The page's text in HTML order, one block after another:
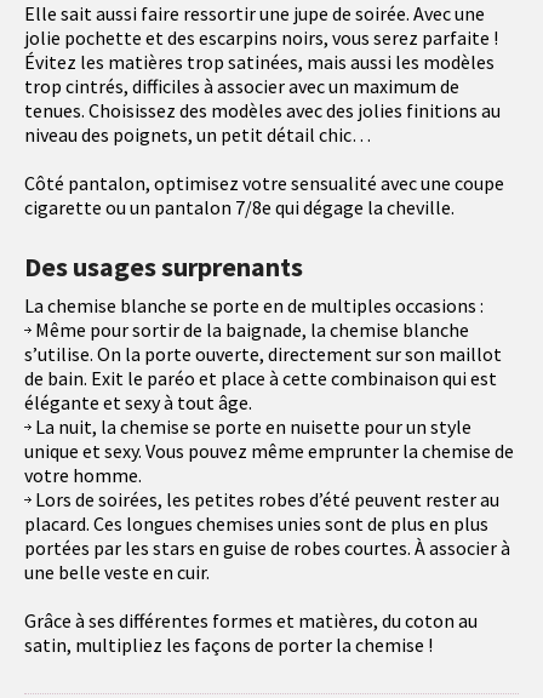
Elle sait aussi faire ressortir une jupe de soirée. Avec une
jolie pochette et des escarpins noirs, vous serez parfaite !
Évitez les matières trop satinées, mais aussi les modèles
trop cintrés, difficiles à associer avec un maximum de
tenues. Choisissez des modèles avec des jolies finitions au
niveau des poignets, un petit détail chic…
Côté pantalon, optimisez votre sensualité avec une coupe
cigarette ou un pantalon 7/8e qui dégage la cheville.
Des usages surprenants
La chemise blanche se porte en de multiples occasions :
Même pour sortir de la baignade, la chemise blanche
s’utilise. On la porte ouverte, directement sur son maillot
de bain. Exit le paréo et place à cette combinaison qui est
élégante et sexy à tout âge.
La nuit, la chemise se porte en nuisette pour un style
unique et sexy. Vous pouvez même emprunter la chemise de
votre homme.
Lors de soirées, les petites robes d’été peuvent rester au
placard. Ces longues chemises unies sont de plus en plus
portées par les stars en guise de robes courtes. À associer à
une belle veste en cuir.
Grâce à ses différentes formes et matières, du coton au
satin, multipliez les façons de porter la chemise !